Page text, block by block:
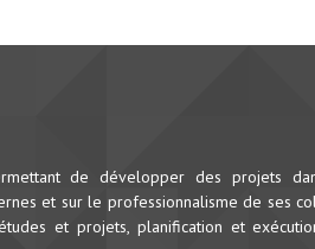
de développer des projets
et sur le professionnalisme de ses
et projets, planification et